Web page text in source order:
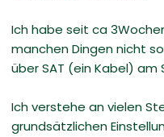
Ich habe seit ca
manchen Dingen nicht
über SAT (ein Kabel) am
Ich verstehe an vielen
grundsätzlichen